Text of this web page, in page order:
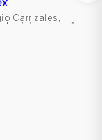
Carrizales,
Almirán para niño